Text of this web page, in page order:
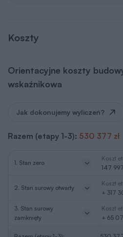
Koszty
Orientacyjne koszty
wskaźnikowa
Jak dokonujemy wyliczeń?
Razem (etapy 1-3): 530 377 zł
1. Stan zero
Koszt
147
2. Stan surowy otwarty
Koszt
+ 317
3. Stan surowy
zamknięty
Koszt
+ 65